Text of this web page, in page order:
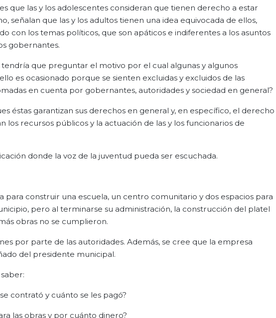
que las y los adolescentes consideran que tienen derecho a estar
señalan que las y los adultos tienen una idea equivocada de ellos,
con los temas políticos, que son apáticos e indiferentes a los asuntos
gobernantes.
que preguntar el motivo por el cual algunas y algunos
es ocasionado porque se sienten excluidas y excluidos de las
en cuenta por gobernantes, autoridades y sociedad en general?
éstas garantizan sus derechos en general y, en específico, el derecho
los recursos públicos y la actuación de las y los funcionarios de
donde la voz de la juventud pueda ser escuchada.
construir una escuela, un centro comunitario y dos espacios para
pero al terminarse su administración, la construcción del platel
obras no se cumplieron.
por parte de las autoridades. Además, se cree que la empresa
del presidente municipal.
contrató y cuánto se les pagó?
las obras y por cuánto dinero?